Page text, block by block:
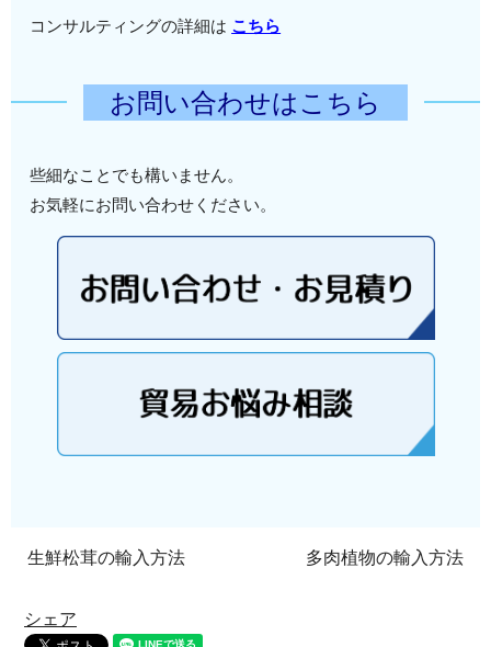
コンサルティングの詳細は こちら
お問い合わせはこちら
些細なことでも構いません。
お気軽にお問い合わせください。
生鮮松茸の輸入方法 多肉植物の輸入方法
シェア